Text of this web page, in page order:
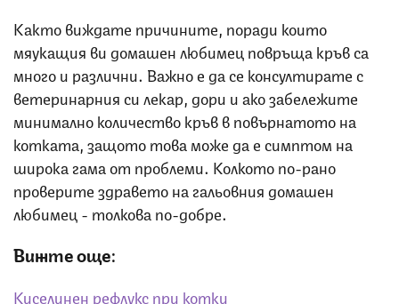
Както виждате причините, поради които
мяукащия ви домашен любимец повръща кръв са
много и различни. Важно е да се консултирате с
ветеринарния си лекар, дори и ако забележите
минимално количество кръв в повърнатото на
котката, защото това може да е симптом на
широка гама от проблеми. Колкото по-рано
проверите здравето на гальовния домашен
любимец - толкова по-добре.
Вижте още:
Киселинен рефлукс при котки